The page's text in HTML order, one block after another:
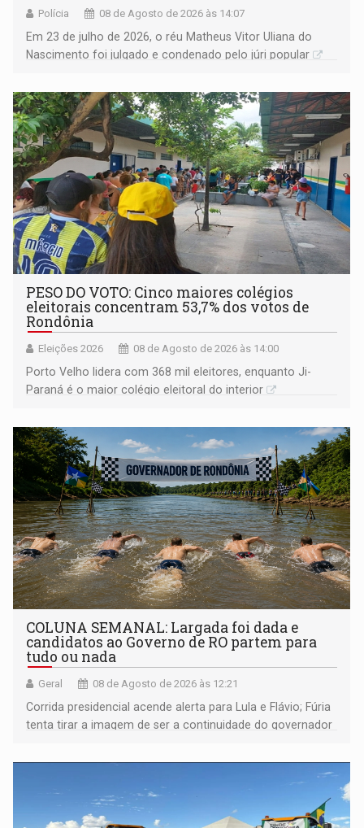
Polícia 08 de Agosto de 2026 às 14:07
Em 23 de julho de 2026, o réu Matheus Vitor Uliana do
Nascimento foi julgado e condenado pelo júri popular
PESO DO VOTO: Cinco maiores colégios
eleitorais concentram 53,7% dos votos de
Rondônia
Eleições 2026 08 de Agosto de 2026 às 14:00
Porto Velho lidera com 368 mil eleitores, enquanto Ji-
Paraná é o maior colégio eleitoral do interior
COLUNA SEMANAL: Largada foi dada e
candidatos ao Governo de RO partem para
tudo ou nada
Geral 08 de Agosto de 2026 às 12:21
Corrida presidencial acende alerta para Lula e Flávio; Fúria
tenta tirar a imagem de ser a continuidade do governador
não ter entrado no modo eleição; ABAV faz evento em